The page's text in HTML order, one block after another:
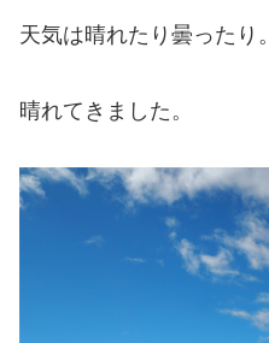
天気は晴れたり曇ったり。
晴れてきました。